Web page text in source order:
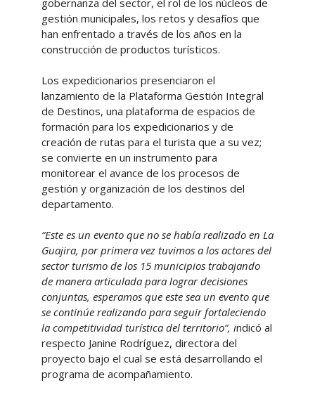
gobernanza del sector, el rol de los núcleos de
gestión municipales, los retos y desafíos que
han enfrentado a través de los años en la
construcción de productos turísticos.
Los expedicionarios presenciaron el
lanzamiento de la Plataforma Gestión Integral
de Destinos, una plataforma de espacios de
formación para los expedicionarios y de
creación de rutas para el turista que a su vez;
se convierte en un instrumento para
monitorear el avance de los procesos de
gestión y organización de los destinos del
departamento.
“Este es un evento que no se había realizado en La
Guajira, por primera vez tuvimos a los actores del
sector turismo de los 15 municipios trabajando
de manera articulada para lograr decisiones
conjuntas, esperamos que este sea un evento que
se continúe realizando para seguir fortaleciendo
la competitividad turística del territorio”, indicó al
respecto Janine Rodríguez, directora del
proyecto bajo el cual se está desarrollando el
programa de acompañamiento.